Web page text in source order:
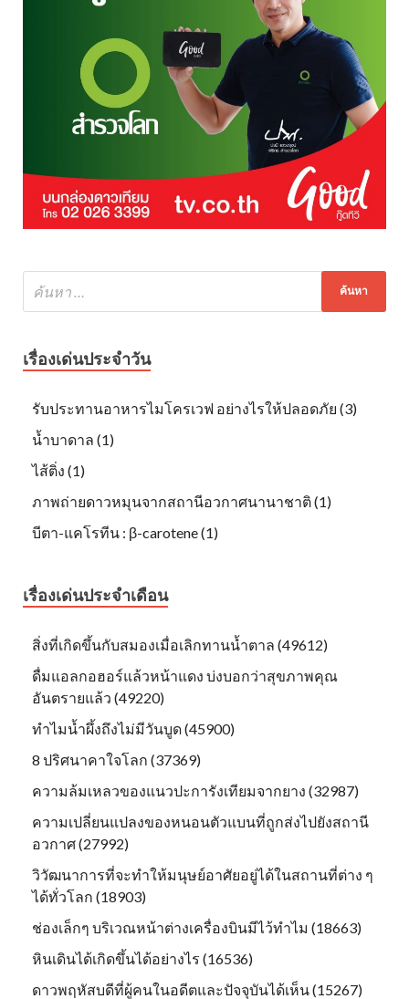
เรื่องเด่นประจำวัน
รับประทานอาหารไมโครเวฟ อย่างไรให้ปลอดภัย (3)
น้ำบาดาล (1)
ไส้ติ่ง (1)
ภาพถ่ายดาวหมุนจากสถานีอวกาศนานาชาติ (1)
บีตา-แคโรทีน : β-carotene (1)
เรื่องเด่นประจำเดือน
สิ่งที่เกิดขึ้นกับสมองเมื่อเลิกทานน้ำตาล (49612)
ดื่มแอลกอฮอร์แล้วหน้าแดง บ่งบอกว่าสุขภาพคุณ
อันตรายแล้ว (49220)
ทำไมน้ำผึ้งถึงไม่มีวันบูด (45900)
8 ปริศนาคาใจโลก (37369)
ความล้มเหลวของแนวปะการังเทียมจากยาง (32987)
ความเปลี่ยนแปลงของหนอนตัวแบนที่ถูกส่งไปยังสถานี
อวกาศ (27992)
วิวัฒนาการที่จะทำให้มนุษย์อาศัยอยู่ได้ในสถานที่ต่าง ๆ
ได้ทั่วโลก (18903)
ช่องเล็กๆ บริเวณหน้าต่างเครื่องบินมีไว้ทำไม (18663)
หินเดินได้เกิดขึ้นได้อย่างไร (16536)
ดาวพฤหัสบดีที่ผู้คนในอดีตและปัจจุบันได้เห็น (15267)